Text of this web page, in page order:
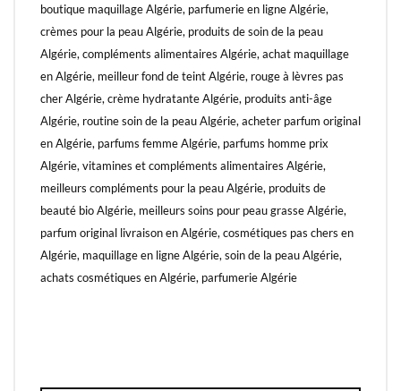
boutique maquillage Algérie, parfumerie en ligne Algérie,
crèmes pour la peau Algérie, produits de soin de la peau
Algérie, compléments alimentaires Algérie, achat maquillage
en Algérie, meilleur fond de teint Algérie, rouge à lèvres pas
cher Algérie, crème hydratante Algérie, produits anti-âge
Algérie, routine soin de la peau Algérie, acheter parfum original
en Algérie, parfums femme Algérie, parfums homme prix
Algérie, vitamines et compléments alimentaires Algérie,
meilleurs compléments pour la peau Algérie, produits de
beauté bio Algérie, meilleurs soins pour peau grasse Algérie,
parfum original livraison en Algérie, cosmétiques pas chers en
Algérie, maquillage en ligne Algérie, soin de la peau Algérie,
achats cosmétiques en Algérie, parfumerie Algérie